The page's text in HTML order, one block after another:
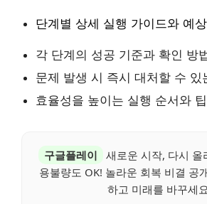
단계별 상세 실행 가이드와 예
각 단계의 성공 기준과 확인 방
문제 발생 시 즉시 대처할 수 있
효율성을 높이는 실행 순서와 팁
구글플레이
새로운 시작, 다시 올
용불량도 OK! 놀라운 회복 비결 공
하고 미래를 바꾸세